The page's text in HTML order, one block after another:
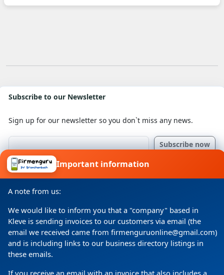
Subscribe to our Newsletter
Sign up for our newsletter so you don`t miss any news.
I consent to my details being processed for a specific
purpose in accordance with the data protection
declaration
Important information
A note from us:
We would like to inform you that a "company" based in
Kleve is sending invoices to our customers via email (the
email we received came from firmenguruonline@gmail.com)
and is including links to our business directory listings in
these emails.